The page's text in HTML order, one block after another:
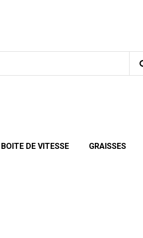
DE VITESSE GRAISSES